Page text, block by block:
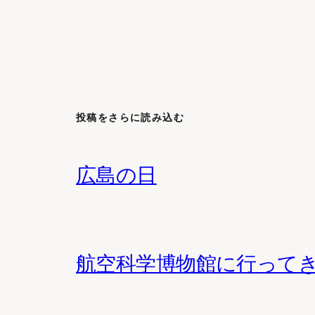
投稿をさらに読み込む
広島の日
航空科学博物館に行って